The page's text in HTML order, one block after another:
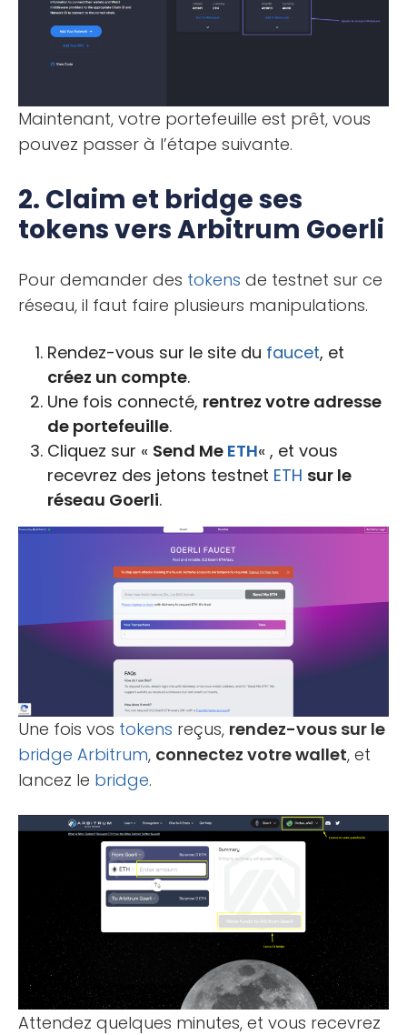
Maintenant, votre portefeuille est prêt, vous
pouvez passer à l’étape suivante.
2. Claim et bridge ses
tokens vers Arbitrum Goerli
Pour demander des tokens de testnet sur ce
réseau, il faut faire plusieurs manipulations.
Rendez-vous sur le site du faucet, et
créez un compte.
Une fois connecté, rentrez votre adresse
de portefeuille.
Cliquez sur « Send Me ETH« , et vous
recevrez des jetons testnet ETH sur le
réseau Goerli.
Une fois vos tokens reçus, rendez-vous sur le
bridge Arbitrum, connectez votre wallet, et
lancez le bridge.
Attendez quelques minutes, et vous recevrez